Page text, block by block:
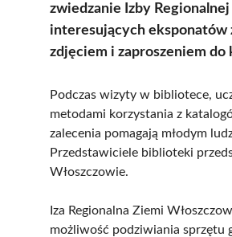
zwiedzanie Izby
interesujących eksponatów
zdjęciem i zaproszeniem
Podczas wizyty w bibliotece,
metodami korzystania z
zalecenia pomagają młodym
Przedstawiciele biblioteki
Włoszczowie.
Iza Regionalna Ziemi
możliwość podziwiania sprzętu